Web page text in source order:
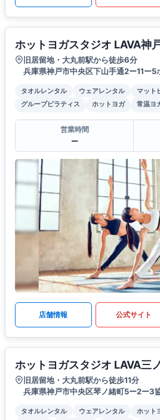
ホットヨガスタジオ LAVA神
旧居留地・大丸前駅から徒歩6分
兵庫県神戸市中央区下山手通2ー11ー5
タオルレンタル ウェアレンタル
マット
グループピラティス
ホットヨガ 常温ヨ
営業時間
ー
店舗情報 公式サイト
ホットヨガスタジオ LAVA三
旧居留地・大丸前駅から徒歩11分
兵庫県神戸市中央区琴ノ緒町5ー2ー3
タオルレンタル ウェアレンタル ホット